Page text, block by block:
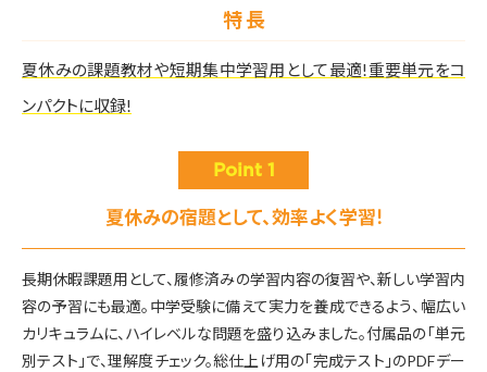
特 長
夏休みの課題教材や短期集中学習用として最適!重要単元をコ
ンパクトに収録!
Point 1
夏休みの宿題として、効率よく学習!
長期休暇課題用として、履修済みの学習内容の復習や、新しい学習内
容の予習にも最適。中学受験に備えて実力を養成できるよう、幅広い
カリキュラムに、ハイレベルな問題を盛り込みました。付属品の「単元
別テスト」で、理解度チェック。総仕上げ用の「完成テスト」のPDFデー